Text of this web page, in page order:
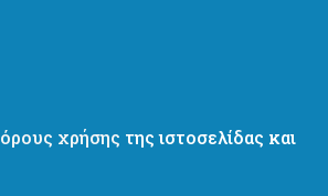
όρους χρήσης της ιστοσελίδας και